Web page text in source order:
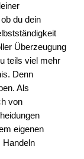
du dein
Überzeugung
teils viel mehr
Denn
Als
von
eigenen
Handeln